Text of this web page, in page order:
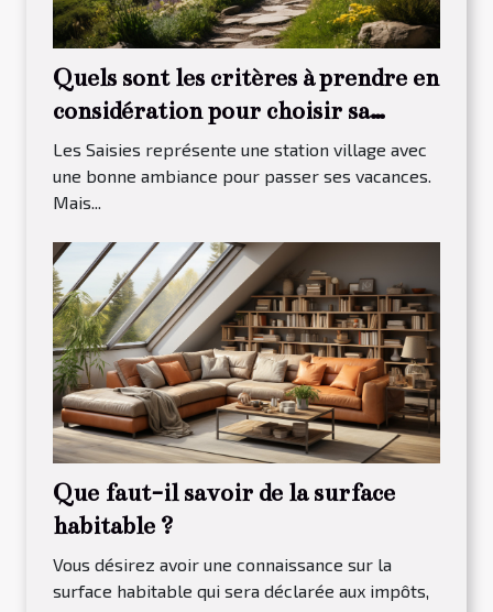
Quels sont les critères à prendre en
considération pour choisir sa
maison à louer dans Les Saisies ?
Les Saisies représente une station village avec
une bonne ambiance pour passer ses vacances.
Mais...
Que faut-il savoir de la surface
habitable ?
Vous désirez avoir une connaissance sur la
surface habitable qui sera déclarée aux impôts,